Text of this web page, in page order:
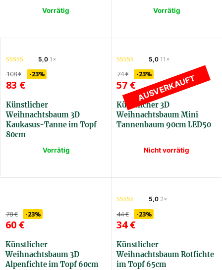
Vorrätig Vorrätig
5,0 1×
108€ -23%
83 €
Künstlicher
Weihnachtsbaum 3D
Kaukasus-Tanne im Topf
80cm
Vorrätig
5,0 11×
74€ -23%
57 €
Künstlicher 3D
Weihnachtsbaum Mini
Tannenbaum 90cm LED50
AUSVERKAUFT
Nicht vorrätig
78€ -23%
60 €
Künstlicher
Weihnachtsbaum 3D
Alpenfichte im Topf 60cm
5,0 2×
44€ -23%
34€
Künstlicher
Weihnachtsbaum Rotfichte
im Topf 65cm